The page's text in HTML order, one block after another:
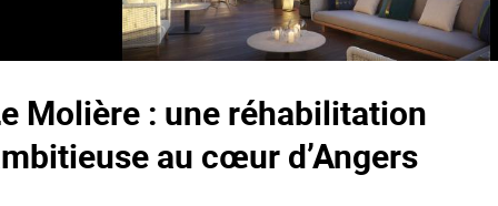
Molière : une réhabilitation
au cœur d’Angers